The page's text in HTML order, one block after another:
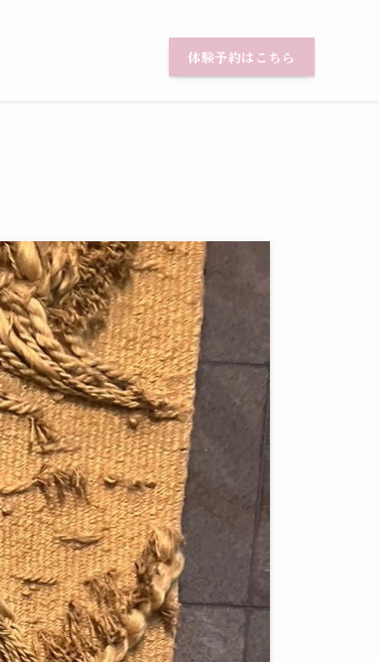
体験予約はこちら